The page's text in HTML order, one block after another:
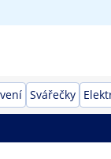
Svářečky